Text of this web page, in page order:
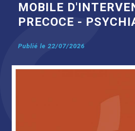
MOBILE
PRECOCE -
Publié le 22/07/2026